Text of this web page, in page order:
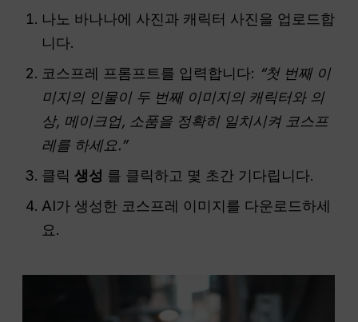
나노 바나나에 사진과 캐릭터 사진을 업로드합
니다.
코스프레 프롬프트를 입력합니다: “첫 번째 이
미지의 인물이 두 번째 이미지의 캐릭터와 의
상, 메이크업, 소품을 정확히 일치시켜 코스프
레를 하세요.”
클릭생성 를 클릭하고 몇 초간 기다립니다.
AI가 생성한 코스프레 이미지를 다운로드하세
요.